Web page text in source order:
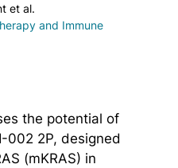
et al.
and Immune
the potential of
002 2P, designed
(mKRAS) in